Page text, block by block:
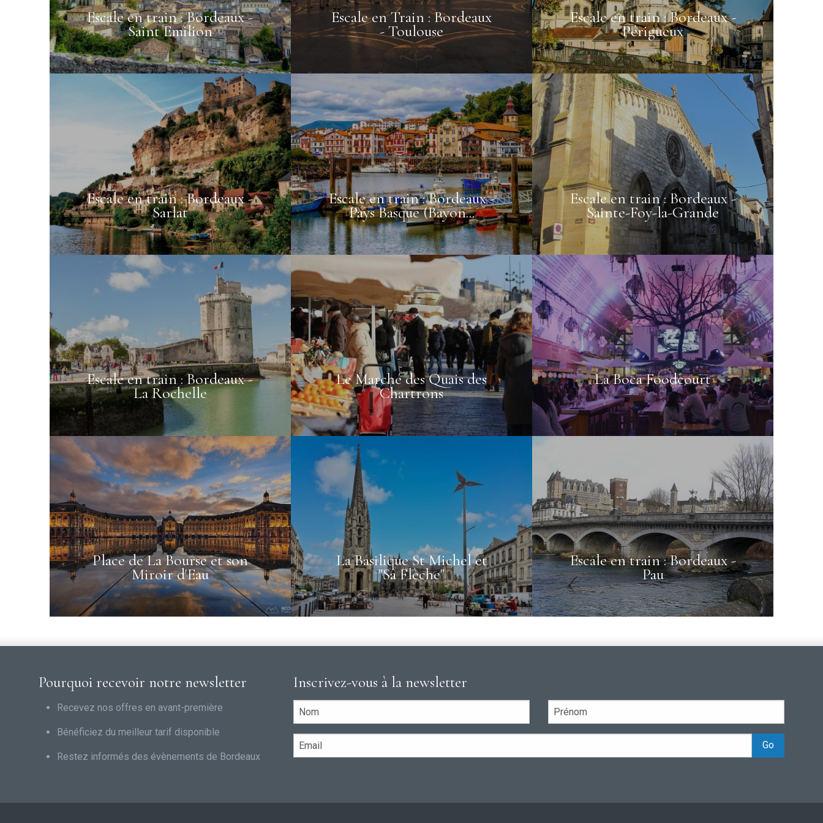
Escale en train : Bordeaux -
Saint Emilion
Escale en Train : Bordeaux
- Toulouse
Escale en train : Bordeaux -
Périgueux
Escale en train : Bordeaux -
Sarlat
Escale en train : Bordeaux -
Pays Basque (Bayon...
Escale en train : Bordeaux -
Sainte-Foy-la-Grande
Escale en train : Bordeaux -
La Rochelle
Le Marché des Quais des
Chartrons
La Boca Foodcourt
Place de La Bourse et son
Miroir d'Eau
La Basilique St Michel et
"Sa Flèche"
Escale en train : Bordeaux -
Pau
Pourquoi recevoir notre newsletter
Recevez nos offres en avant-première
Bénéficiez du meilleur tarif disponible
Restez informés des évènements de Bordeaux
Inscrivez-vous à la newsletter
Go
72.88€ 72.88€ 72.88€ 72.88€ 100.88€ 72.88€ 64.88€
31/08
76.88€
01/09
80.88€
02/09
92.88€
03/09
92.88€ 92.88€
05/09
80.88€
06/09
80.88€